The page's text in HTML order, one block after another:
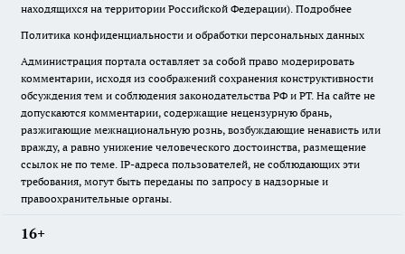
находящихся на территории Российской Федерации). Подробнее
Политика конфиденциальности и обработки персональных данных
Администрация портала оставляет за собой право модерировать
комментарии, исходя из соображений сохранения конструктивности
обсуждения тем и соблюдения законодательства РФ и РТ. На сайте не
допускаются комментарии, содержащие нецензурную брань,
разжигающие межнациональную рознь, возбуждающие ненависть или
вражду, а равно унижение человеческого достоинства, размещение
ссылок не по теме. IP-адреса пользователей, не соблюдающих эти
требования, могут быть переданы по запросу в надзорные и
правоохранительные органы.
16+